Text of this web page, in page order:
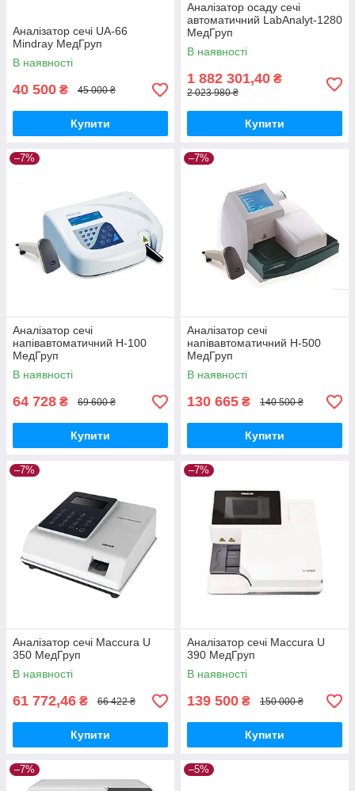
Аналізатор сечі UA-66
Mindray МедГруп
В наявності
40 500 ₴ 45 000 ₴
Купити
Аналізатор осаду сечі
автоматичний LabAnalyt-1280
МедГруп
В наявності
1 882 301,40 ₴
2 023 980 ₴
Купити
–7%
Аналізатор сечі
напівавтоматичний H-100
МедГруп
В наявності
64 728 ₴ 69 600 ₴
Купити
–7%
Аналізатор сечі
напівавтоматичний H-500
МедГруп
В наявності
130 665 ₴ 140 500 ₴
Купити
–7%
Аналізатор сечі Maccura U
350 МедГруп
В наявності
61 772,46 ₴ 66 422 ₴
Купити
–7%
Аналізатор сечі Maccura U
390 МедГруп
В наявності
139 500 ₴ 150 000 ₴
Купити
–7% –5%